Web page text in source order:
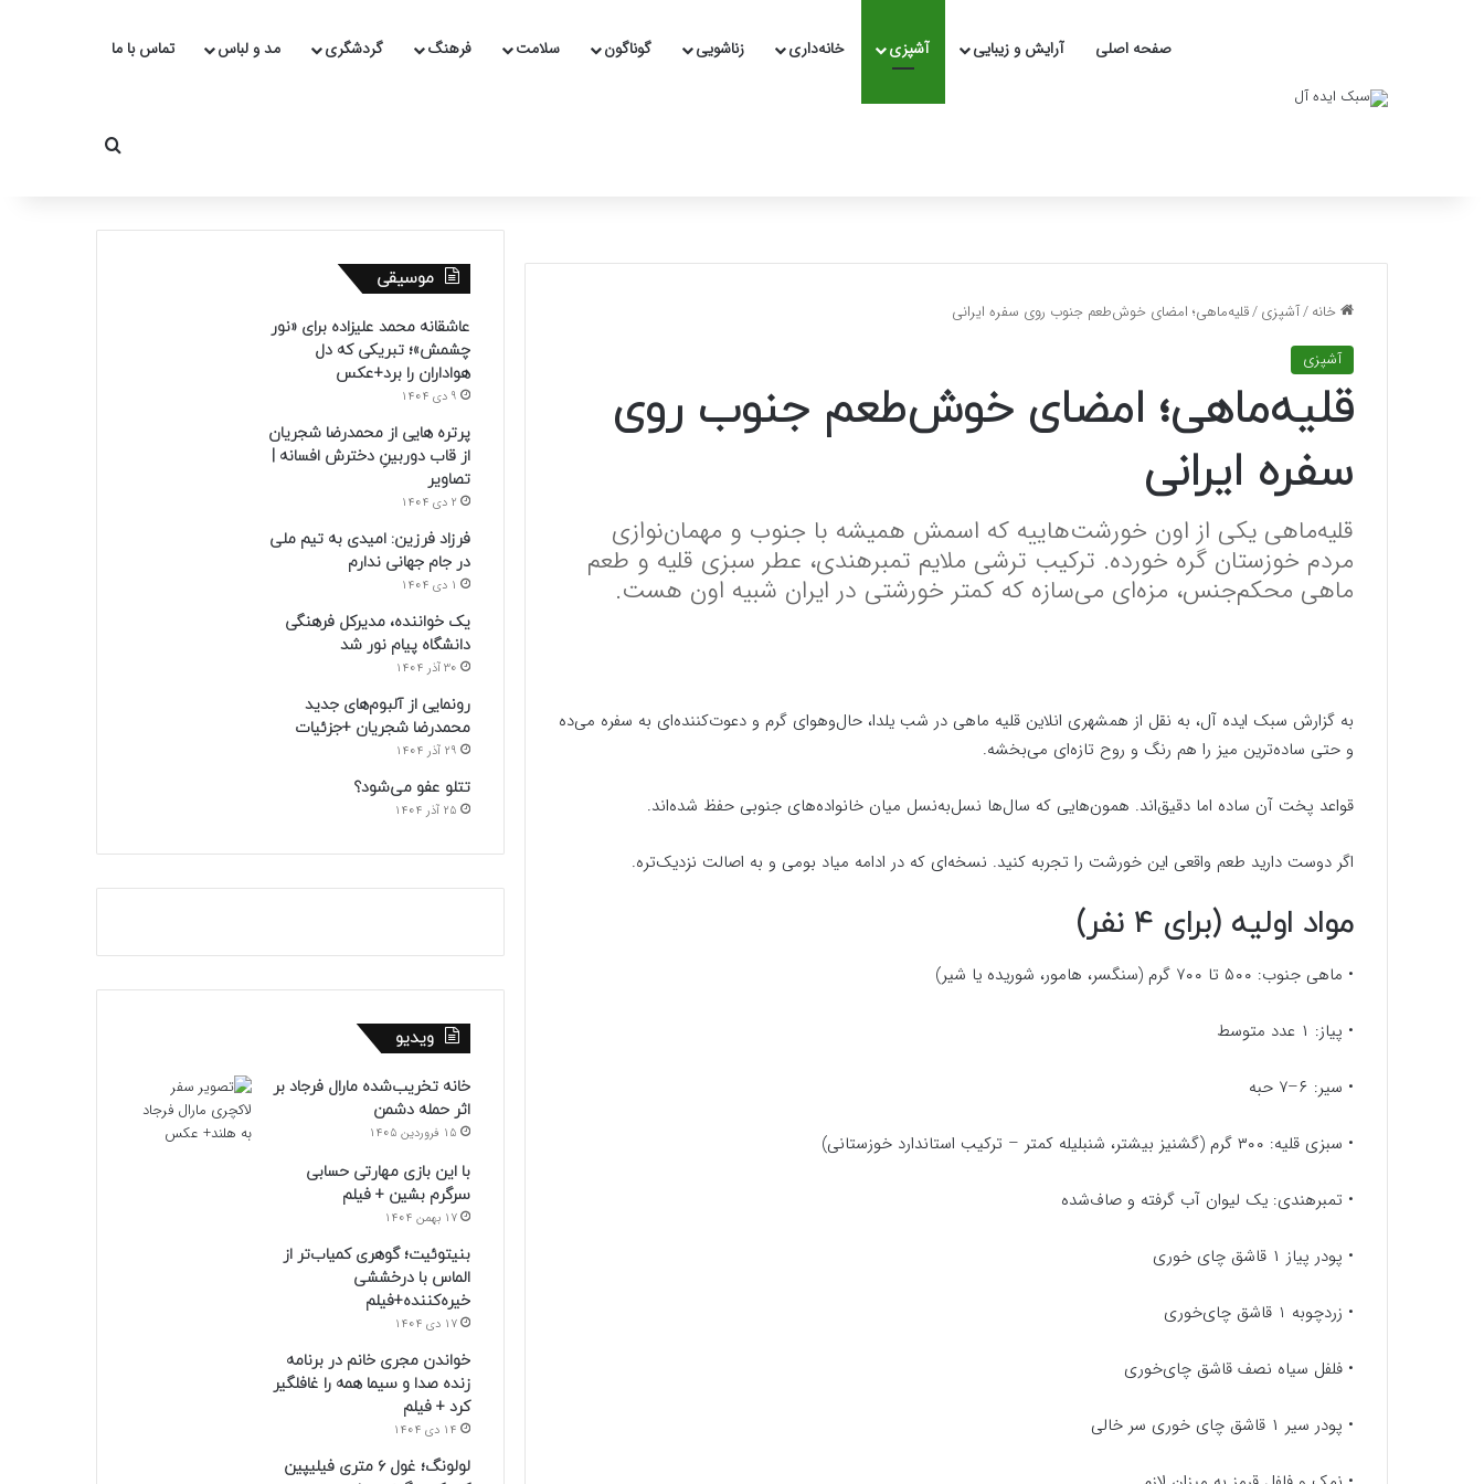
صفحه اصلی آرایش و زیبایی آشپزی خانه‌داری زناشویی گوناگون سلامت فرهنگ گردشگری مد و لباس تماس با ما
جستجو برای
خانه/آشپزی/قلیه‌ماهی؛ امضای خوش‌طعم جنوب روی سفره ایرانی
آشپزی
قلیه‌ماهی؛ امضای خوش‌طعم جنوب روی
سفره ایرانی
قلیه‌ماهی یکی از اون خورشت‌هاییه که اسمش همیشه با جنوب و مهمان‌نوازی
مردم خوزستان گره خورده. ترکیب ترشی ملایم تمبرهندی، عطر سبزی قلیه و طعم
ماهی محکم‌جنس، مزه‌ای می‌سازه که کمتر خورشتی در ایران شبیه اون هست.
به گزارش سبک ایده آل، به نقل از همشهری انلاین قلیه ماهی در شب یلدا، حال‌وهوای گرم و دعوت‌کننده‌ای به سفره می‌ده
و حتی ساده‌ترین میز را هم رنگ و روح تازه‌ای می‌بخشه.
قواعد پخت آن ساده اما دقیق‌اند. همون‌هایی که سال‌ها نسل‌به‌نسل میان خانواده‌های جنوبی حفظ شده‌اند.
اگر دوست دارید طعم واقعی این خورشت را تجربه کنید. نسخه‌ای که در ادامه میاد بومی و به اصالت نزدیک‌تره.
مواد اولیه (برای ۴ نفر)
• ماهی جنوب: ۵۰۰ تا ۷۰۰ گرم (سنگسر، هامور، شوریده یا شیر)
• پیاز: ۱ عدد متوسط
• سیر: ۶–۷ حبه
• سبزی قلیه: ۳۰۰ گرم (گشنیز بیشتر، شنبلیله کمتر – ترکیب استاندارد خوزستانی)
• تمبرهندی: یک لیوان آب گرفته و صاف‌شده
• پودر پیاز ۱ قاشق چای خوری
• زردچوبه 1 قاشق چای‌خوری
• فلفل سیاه نصف قاشق چای‌خوری
• پودر سیر ۱ قاشق چای خوری سر خالی
موسیقی
عاشقانه محمد علیزاده برای «نور
چشمش»؛ تبریکی که دل
هواداران را برد+عکس
9 دی 1404
پرتره هایی از محمدرضا شجریان
از قاب دوربینِ دخترش افسانه |
تصاویر
2 دی 1404
فرزاد فرزین: امیدی به تیم ملی
در جام جهانی ندارم
1 دی 1404
یک خواننده، مدیرکل فرهنگی
دانشگاه پیام نور شد
30 آذر 1404
رونمایی از آلبوم‌های جدید
محمدرضا شجریان +جزئیات
29 آذر 1404
تتلو عفو می‌شود؟
25 آذر 1404
ویدیو
خانه تخریب‌شده مارال فرجاد بر
اثر حمله دشمن
15 فروردین 1405
با این بازی مهارتی حسابی
سرگرم بشین + فیلم
17 بهمن 1404
بنیتوئیت؛ گوهری کمیاب‌تر از
الماس با درخششی
خیره‌کننده+فیلم
17 دی 1404
خواندن مجری خانم در برنامه
زنده صدا و سیما همه را غافلگیر
کرد + فیلم
14 دی 1404
لولونگ؛ غول ۶ متری فیلیپین